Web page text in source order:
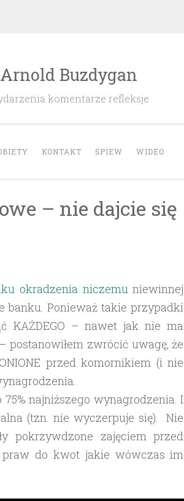
Arnold Buzdygan
komentarze refleksje
KONTAKT ŚPIEW WIDEO
– nie dajcie się
okradzenia niczemuniewinnej
banku. Ponieważ takie przypadki
KAŻDEGO – nawet jak nie ma
postanowiłem zwrócić uwagę, że
przed komornikiem (i nie
najniższego wynagrodzenia. I
(tzn. nie wyczerpuje się). Nie
pokrzywdzone zajęciem przed
do kwot jakie wówczas im